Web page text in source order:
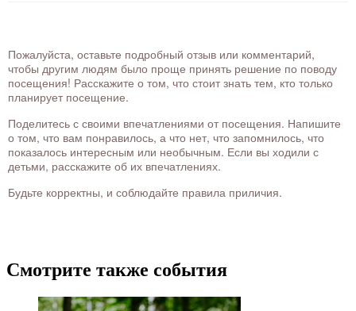
Пожалуйста, оставьте подробный отзыв или комментарий,
чтобы другим людям было проще принять решение по поводу
посещения! Расскажите о том, что стоит знать тем, кто только
планирует посещение.
Поделитесь с своими впечатлениями от посещения. Напишите
о том, что вам понравилось, а что нет, что запомнилось, что
показалось интересным или необычным. Если вы ходили с
детьми, расскажите об их впечатлениях.
Будьте корректны, и соблюдайте правила приличия.
Смотрите также события